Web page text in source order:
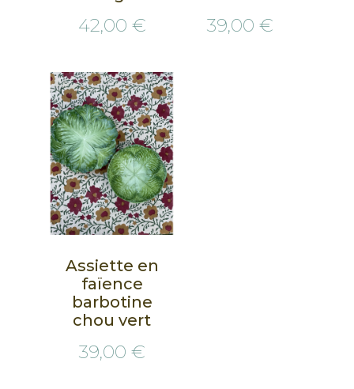
42,00 € 39,00 €
Assiette en
faïence
barbotine
chou vert
39,00 €